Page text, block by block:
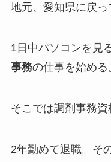
地元、愛知県に戻っ
1日中パソコンを見
事務の仕事を始める
そこでは調剤事務資
2年勤めて退職。そ